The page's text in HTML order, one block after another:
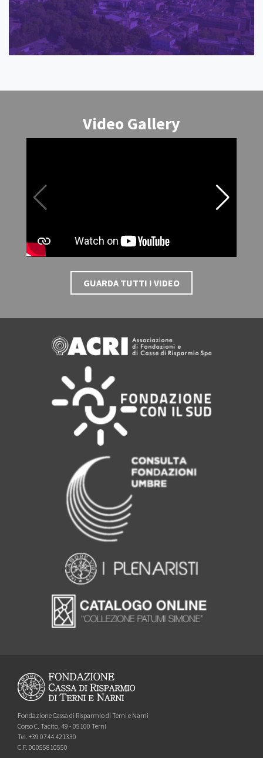
Video Gallery
GUARDA TUTTI I VIDEO
Fondazione Cassa di Risparmio di Terni e Narni
Corso C. Tacito, 49 - 05100 Terni
Tel. +39 0744 421330
C.F. 00055810550